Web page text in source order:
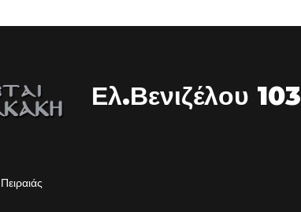
Ελ.Βενιζέλου 103